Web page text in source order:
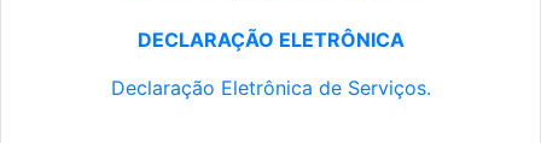
DECLARAÇÃO ELETRÔNICA
Declaração Eletrônica de Serviços.